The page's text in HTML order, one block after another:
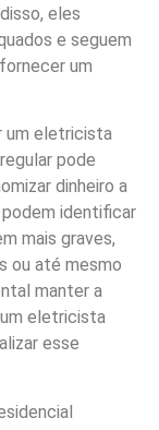
eles
e seguem
um
um eletricista
pode
dinheiro a
identificar
mais graves,
ou até mesmo
manter a
eletricista
esse